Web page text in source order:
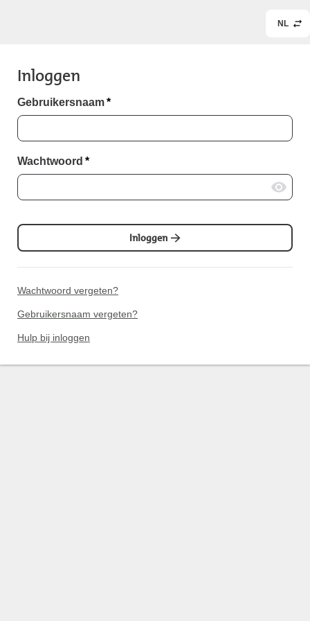
NL
Inloggen
Gebruikersnaam*
Wachtwoord *
Inloggen
Wachtwoord vergeten?
Gebruikersnaam vergeten?
Hulp bij inloggen